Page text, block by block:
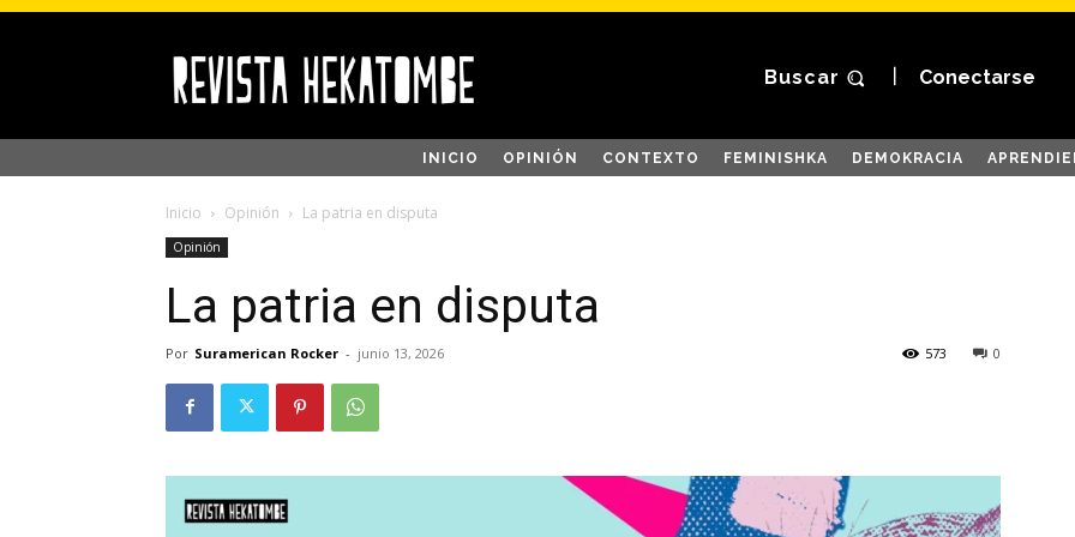
Buscar Conectarse
INICIO OPINIÓN CONTEXTO FEMINISHKA DEMOKRACIA
Inicio Opinión La patria en disputa
Opinión
La patria en disputa
Por Suramerican Rocker - junio 13, 2026 0
573